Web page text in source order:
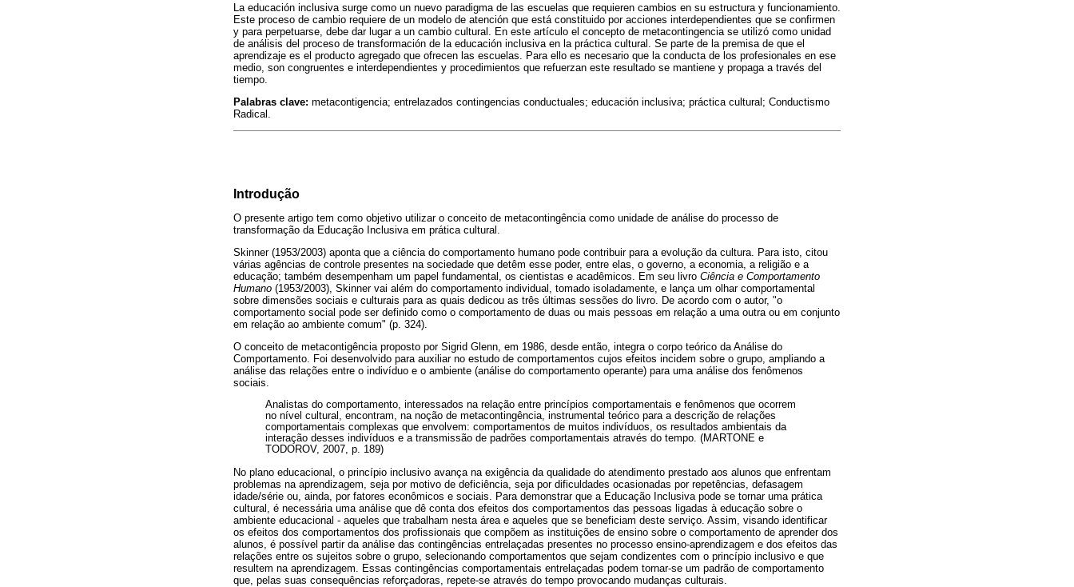
La educación inclusiva surge como un nuevo paradigma de las escuelas que requieren cambios en su estructura y funcionamiento.
Este proceso de cambio requiere de un modelo de atención que está constituido por acciones interdependientes que se confirmen
y para perpetuarse, debe dar lugar a un cambio cultural. En este artículo el concepto de metacontingencia se utilizó como unidad
de análisis del proceso de transformación de la educación inclusiva en la práctica cultural. Se parte de la premisa de que el
aprendizaje es el producto agregado que ofrecen las escuelas. Para ello es necesario que la conducta de los profesionales en ese
medio, son congruentes e interdependientes y procedimientos que refuerzan este resultado se mantiene y propaga a través del
tiempo.
Palabras clave: metacontigencia; entrelazados contingencias conductuales; educación inclusiva; práctica cultural; Conductismo
Radical.
Introdução
O presente artigo tem como objetivo utilizar o conceito de metacontingência como unidade de análise do processo de
transformação da Educação Inclusiva em prática cultural.
Skinner (1953/2003) aponta que a ciência do comportamento humano pode contribuir para a evolução da cultura. Para isto, citou
várias agências de controle presentes na sociedade que detêm esse poder, entre elas, o governo, a economia, a religião e a
educação; também desempenham um papel fundamental, os cientistas e acadêmicos. Em seu livro Ciência e Comportamento
Humano (1953/2003), Skinner vai além do comportamento individual, tomado isoladamente, e lança um olhar comportamental
sobre dimensões sociais e culturais para as quais dedicou as três últimas sessões do livro. De acordo com o autor, "o
comportamento social pode ser definido como o comportamento de duas ou mais pessoas em relação a uma outra ou em conjunto
em relação ao ambiente comum" (p. 324).
O conceito de metacontigência proposto por Sigrid Glenn, em 1986, desde então, integra o corpo teórico da Análise do
Comportamento. Foi desenvolvido para auxiliar no estudo de comportamentos cujos efeitos incidem sobre o grupo, ampliando a
análise das relações entre o indivíduo e o ambiente (análise do comportamento operante) para uma análise dos fenômenos
sociais.
Analistas do comportamento, interessados na relação entre princípios comportamentais e fenômenos que ocorrem
no nível cultural, encontram, na noção de metacontingência, instrumental teórico para a descrição de relações
comportamentais complexas que envolvem: comportamentos de muitos indivíduos, os resultados ambientais da
interação desses indivíduos e a transmissão de padrões comportamentais através do tempo. (MARTONE e
TODOROV, 2007, p. 189)
No plano educacional, o princípio inclusivo avança na exigência da qualidade do atendimento prestado aos alunos que enfrentam
problemas na aprendizagem, seja por motivo de deficiência, seja por dificuldades ocasionadas por repetências, defasagem
idade/série ou, ainda, por fatores econômicos e sociais. Para demonstrar que a Educação Inclusiva pode se tornar uma prática
cultural, é necessária uma análise que dê conta dos efeitos dos comportamentos das pessoas ligadas à educação sobre o
ambiente educacional - aqueles que trabalham nesta área e aqueles que se beneficiam deste serviço. Assim, visando identificar
os efeitos dos comportamentos dos profissionais que compõem as instituições de ensino sobre o comportamento de aprender dos
alunos, é possível partir da análise das contingências entrelaçadas presentes no processo ensino-aprendizagem e dos efeitos das
relações entre os sujeitos sobre o grupo, selecionando comportamentos que sejam condizentes com o princípio inclusivo e que
resultem na aprendizagem. Essas contingências comportamentais entrelaçadas podem tornar-se um padrão de comportamento
que, pelas suas consequências reforçadoras, repete-se através do tempo provocando mudanças culturais.